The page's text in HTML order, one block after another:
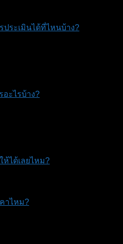
ประเมินได้ที่ไหนบ้าง?
อะไรบ้าง?
ห้ได้เลยไหม?
าไหม?